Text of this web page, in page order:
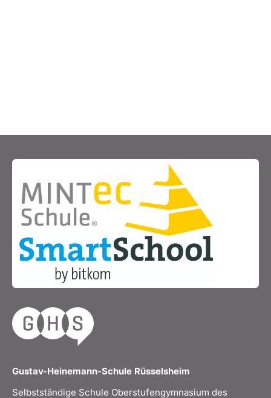
Gustav-Heinemann-Schule Rüsselsheim
Selbstständige Schule Oberstufengymnasium des